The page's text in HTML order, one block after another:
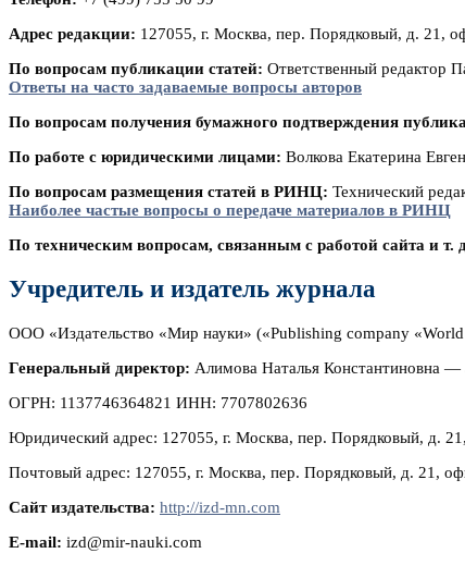
Адрес редакции: 127055, г. Москва, пер. Порядковый, д. 21,
По вопросам публикации статей: Ответственный редактор
Ответы на часто задаваемые вопросы авторов
По вопросам получения бумажного подтверждения
По работе с юридическими лицами: Волкова Екатерина
По вопросам размещения статей в РИНЦ: Технический
Наиболее частые вопросы о передаче материалов в РИНЦ
По техническим вопросам, связанным с работой сайта и т.
Учредитель и издатель журнала
ООО «Издательство «Мир науки» («Publishing company
Генеральный директор: Алимова Наталья Константиновна
ОГРН: 1137746364821 ИНН: 7707802636
Юридический адрес: 127055, г. Москва, пер. Порядковый, д.
Почтовый адрес: 127055, г. Москва, пер. Порядковый, д. 21,
Сайт издательства: http://izd-mn.com
E-mail: izd@mir-nauki.com